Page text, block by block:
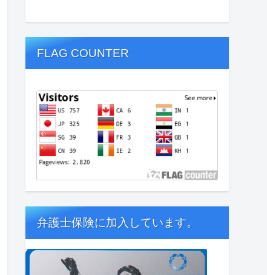
FLAG COUNTER
弁護士保険に加入しています。